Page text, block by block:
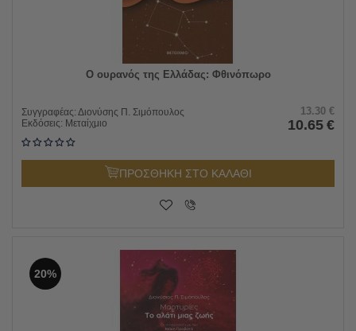
Ο ουρανός της Ελλάδας: Φθινόπωρο
Συγγραφέας: Διονύσης Π. Σιμόπουλος
Εκδόσεις: Μεταίχμιο
13.30 €
10.65 €
ΠΡΟΣΘΗΚΗ ΣΤΟ ΚΑΛΑΘΙ
20%